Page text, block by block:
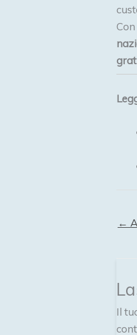
←
Il